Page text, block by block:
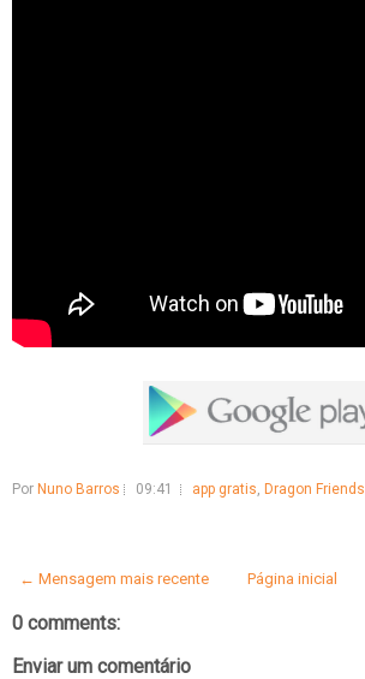
Por Nuno Barros 09:41 app gratis, Dragon Friends
← Mensagem mais recente Página inicial
0 comments:
Enviar um comentário